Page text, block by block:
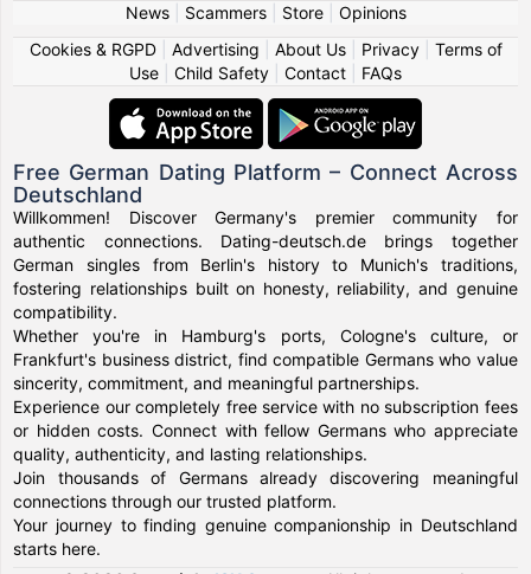
News| Scammers| Store| Opinions
Cookies & RGPD| Advertising About Us| Privacy| Terms of
Use
Child Safety Contact FAQs
Free German Dating Platform – Connect Across
Deutschland
Willkommen! Discover Germany's premier community for
authentic connections. Dating-deutsch.de brings together
German singles from Berlin's history to Munich's traditions,
fostering relationships built on honesty, reliability, and genuine
compatibility.
Whether you're in Hamburg's ports, Cologne's culture, or
Frankfurt's business district, find compatible Germans who value
sincerity, commitment, and meaningful partnerships.
Experience our completely free service with no subscription fees
or hidden costs. Connect with fellow Germans who appreciate
quality, authenticity, and lasting relationships.
Join thousands of Germans already discovering meaningful
connections through our trusted platform.
Your journey to finding genuine companionship in Deutschland
starts here.